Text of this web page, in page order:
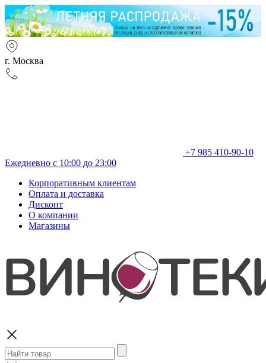
г. Москва
+7 985 410-90-10
Ежедневно с 10:00 до 23:00
Корпоративным клиентам
Оплата и доставка
Дисконт
О компании
Магазины